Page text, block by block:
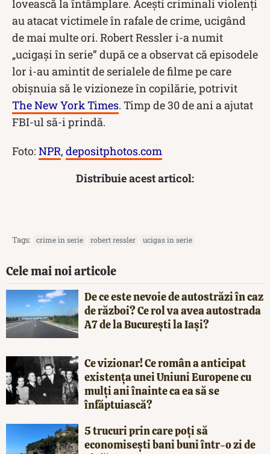
lovească la întâmplare. Acești criminali violenți
au atacat victimele în rafale de crime, ucigând
de mai multe ori. Robert Ressler i-a numit
„ucigași în serie” după ce a observat că episodele
lor i-au amintit de serialele de filme pe care
obișnuia să le vizioneze în copilărie, potrivit
The New York Times. Timp de 30 de ani a ajutat
FBI-ul să-i prindă.
Foto: NPR, depositphotos.com
Distribuie acest articol:
Tags: crime in serie robert ressler ucigas in serie
Cele mai noi articole
De ce este nevoie de autostrăzi în caz
de război? Ce rol va avea autostrada
A7 de la București la Iași?
Ce vizionar! Ce român a anticipat
existența unei Uniuni Europene cu
mulți ani înainte ca ea să se
înfăptuiască?
5 trucuri prin care poți să
economisești bani buni într-o zi de